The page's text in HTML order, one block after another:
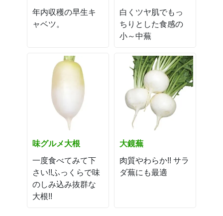
年内収穫の早生キ
ャベツ。
白くツヤ肌でもっ
ちりとした食感の
小～中蕪
味グルメ大根
一度食べてみて下
さい!!ふっくらで味
のしみ込み抜群な
大根!!
大鏡蕪
肉質やわらか!! サラ
ダ蕪にも最適